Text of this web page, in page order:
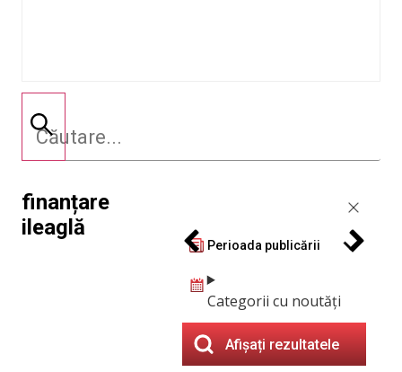
finanțare
ileaglă
Perioada publicării
Categorii cu noutăți
Afișați rezultatele